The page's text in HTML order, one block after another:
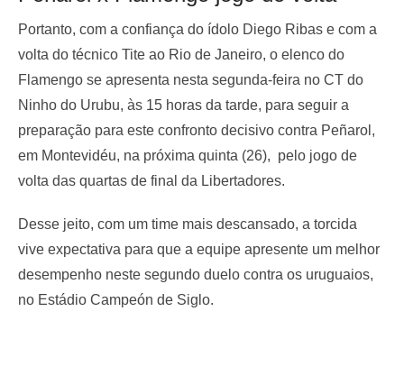
Portanto, com a confiança do ídolo Diego Ribas e com a
volta do técnico Tite ao Rio de Janeiro, o elenco do
Flamengo se apresenta nesta segunda-feira no CT do
Ninho do Urubu, às 15 horas da tarde, para seguir a
preparação para este confronto decisivo contra Peñarol,
em Montevidéu, na próxima quinta (26), pelo jogo de
volta das quartas de final da Libertadores.
Desse jeito, com um time mais descansado, a torcida
vive expectativa para que a equipe apresente um melhor
desempenho neste segundo duelo contra os uruguaios,
no Estádio Campeón de Siglo.